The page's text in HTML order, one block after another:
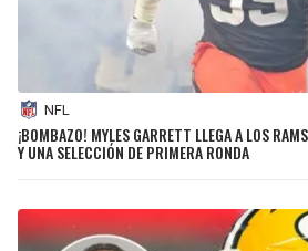
NFL
¡BOMBAZO! MYLES GARRETT LLEGA A LOS
Y UNA SELECCIÓN DE PRIMERA RONDA